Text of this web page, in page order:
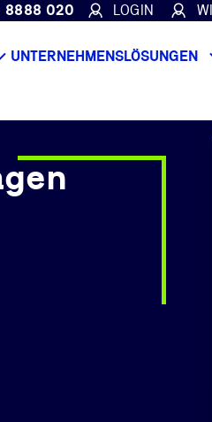
8888 020 LOGIN
UNTERNEHMENSLÖSUNGEN